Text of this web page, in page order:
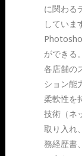
に関わる
してい
ができる
各店舗の
ション能
柔軟性を
技術（ネ
取り入れ
務経歴書